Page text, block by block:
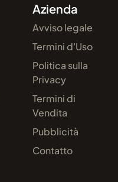
Azienda
Avviso legale
Termini d'Uso
Politica sulla
Privacy
Termini di
Vendita
Pubblicità
Contatto